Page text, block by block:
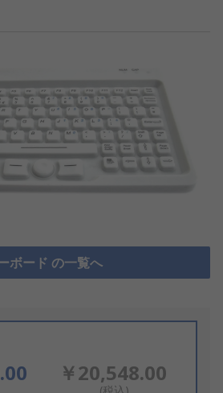
ボード の一覧へ
￥20,548.00